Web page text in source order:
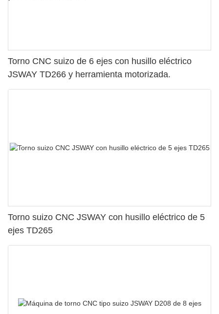
Torno CNC suizo de 6 ejes con husillo eléctrico
JSWAY TD266 y herramienta motorizada.
Torno suizo CNC JSWAY con husillo eléctrico de 5
ejes TD265